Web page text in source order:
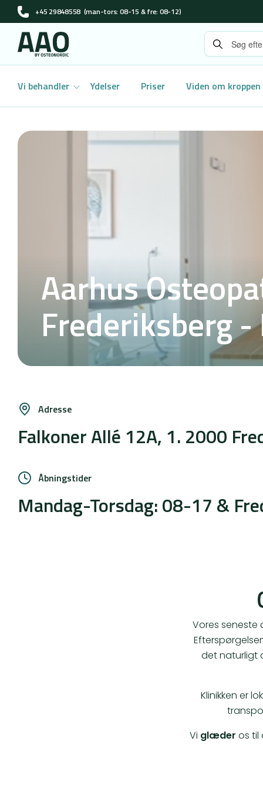
+45 29848558 (man-tors: 08-15 & fre: 08-12)
Vi behandler Ydelser Priser Viden om kroppen
Aarhus
Frederiksberg
Adresse
Falkoner Allé 12A, 1. 2000
Åbningstider
Mandag-Torsdag: 08-17 &
Vores seneste
det naturligt
Klinikken er
Vi glæder os til